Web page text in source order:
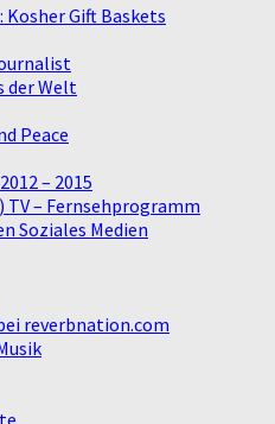
Gift Baskets
der Welt
Peace
– 2015
– Fernsehprogramm
Soziales Medien
reverbnation.com